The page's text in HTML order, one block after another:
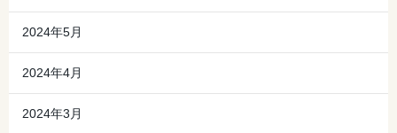
2024年5月
2024年4月
2024年3月